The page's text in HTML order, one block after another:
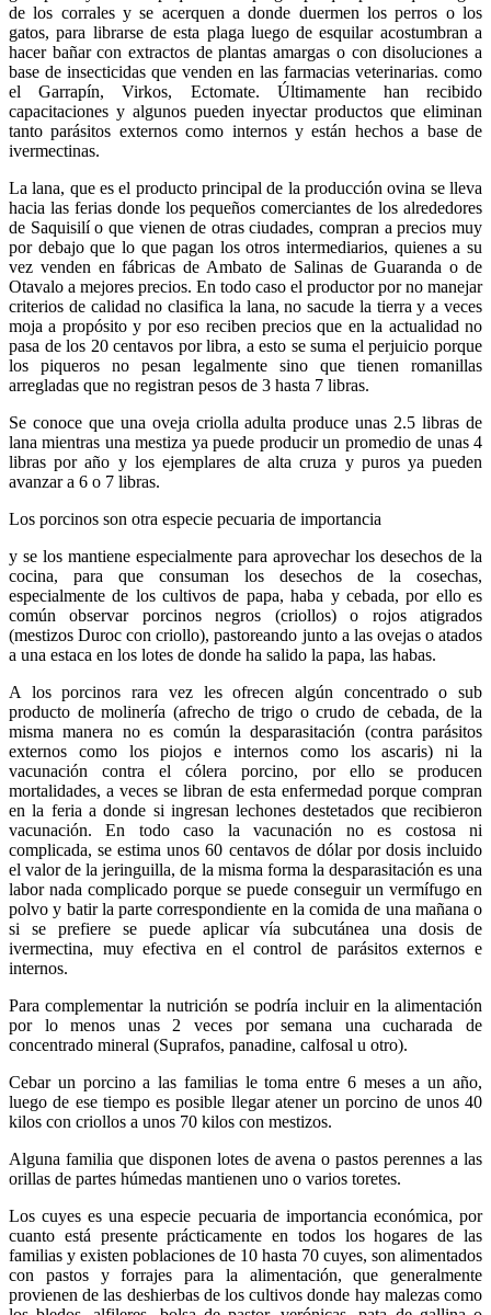
de los corrales y se acerquen a donde duermen los perros o los
gatos, para librarse de esta plaga luego de esquilar acostumbran a
hacer bañar con extractos de plantas amargas o con disoluciones a
base de insecticidas que venden en las farmacias veterinarias. como
el Garrapín, Virkos, Ectomate. Últimamente han recibido
capacitaciones y algunos pueden inyectar productos que eliminan
tanto parásitos externos como internos y están hechos a base de
ivermectinas.
La lana, que es el producto principal de la producción ovina se lleva
hacia las ferias donde los pequeños comerciantes de los alrededores
de Saquisilí o que vienen de otras ciudades, compran a precios muy
por debajo que lo que pagan los otros intermediarios, quienes a su
vez venden en fábricas de Ambato de Salinas de Guaranda o de
Otavalo a mejores precios. En todo caso el productor por no manejar
criterios de calidad no clasifica la lana, no sacude la tierra y a veces
moja a propósito y por eso reciben precios que en la actualidad no
pasa de los 20 centavos por libra, a esto se suma el perjuicio porque
los piqueros no pesan legalmente sino que tienen romanillas
arregladas que no registran pesos de 3 hasta 7 libras.
Se conoce que una oveja criolla adulta produce unas 2.5 libras de
lana mientras una mestiza ya puede producir un promedio de unas 4
libras por año y los ejemplares de alta cruza y puros ya pueden
avanzar a 6 o 7 libras.
Los porcinos son otra especie pecuaria de importancia
y se los mantiene especialmente para aprovechar los desechos de la
cocina, para que consuman los desechos de la cosechas,
especialmente de los cultivos de papa, haba y cebada, por ello es
común observar porcinos negros (criollos) o rojos atigrados
(mestizos Duroc con criollo), pastoreando junto a las ovejas o atados
a una estaca en los lotes de donde ha salido la papa, las habas.
A los porcinos rara vez les ofrecen algún concentrado o sub
producto de molinería (afrecho de trigo o crudo de cebada, de la
misma manera no es común la desparasitación (contra parásitos
externos como los piojos e internos como los ascaris) ni la
vacunación contra el cólera porcino, por ello se producen
mortalidades, a veces se libran de esta enfermedad porque compran
en la feria a donde si ingresan lechones destetados que recibieron
vacunación. En todo caso la vacunación no es costosa ni
complicada, se estima unos 60 centavos de dólar por dosis incluido
el valor de la jeringuilla, de la misma forma la desparasitación es una
labor nada complicado porque se puede conseguir un vermífugo en
polvo y batir la parte correspondiente en la comida de una mañana o
si se prefiere se puede aplicar vía subcutánea una dosis de
ivermectina, muy efectiva en el control de parásitos externos e
internos.
Para complementar la nutrición se podría incluir en la alimentación
por lo menos unas 2 veces por semana una cucharada de
concentrado mineral (Suprafos, panadine, calfosal u otro).
Cebar un porcino a las familias le toma entre 6 meses a un año,
luego de ese tiempo es posible llegar atener un porcino de unos 40
kilos con criollos a unos 70 kilos con mestizos.
Alguna familia que disponen lotes de avena o pastos perennes a las
orillas de partes húmedas mantienen uno o varios toretes.
Los cuyes es una especie pecuaria de importancia económica, por
cuanto está presente prácticamente en todos los hogares de las
familias y existen poblaciones de 10 hasta 70 cuyes, son alimentados
con pastos y forrajes para la alimentación, que generalmente
provienen de las deshierbas de los cultivos donde hay malezas como